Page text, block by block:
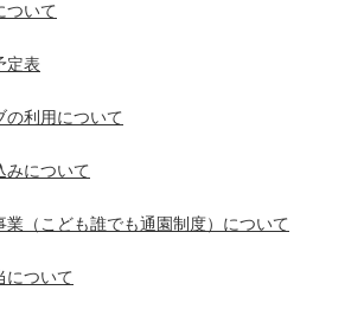
ついて
定表
の利用について
みについて
業（こども誰でも通園制度）について
について